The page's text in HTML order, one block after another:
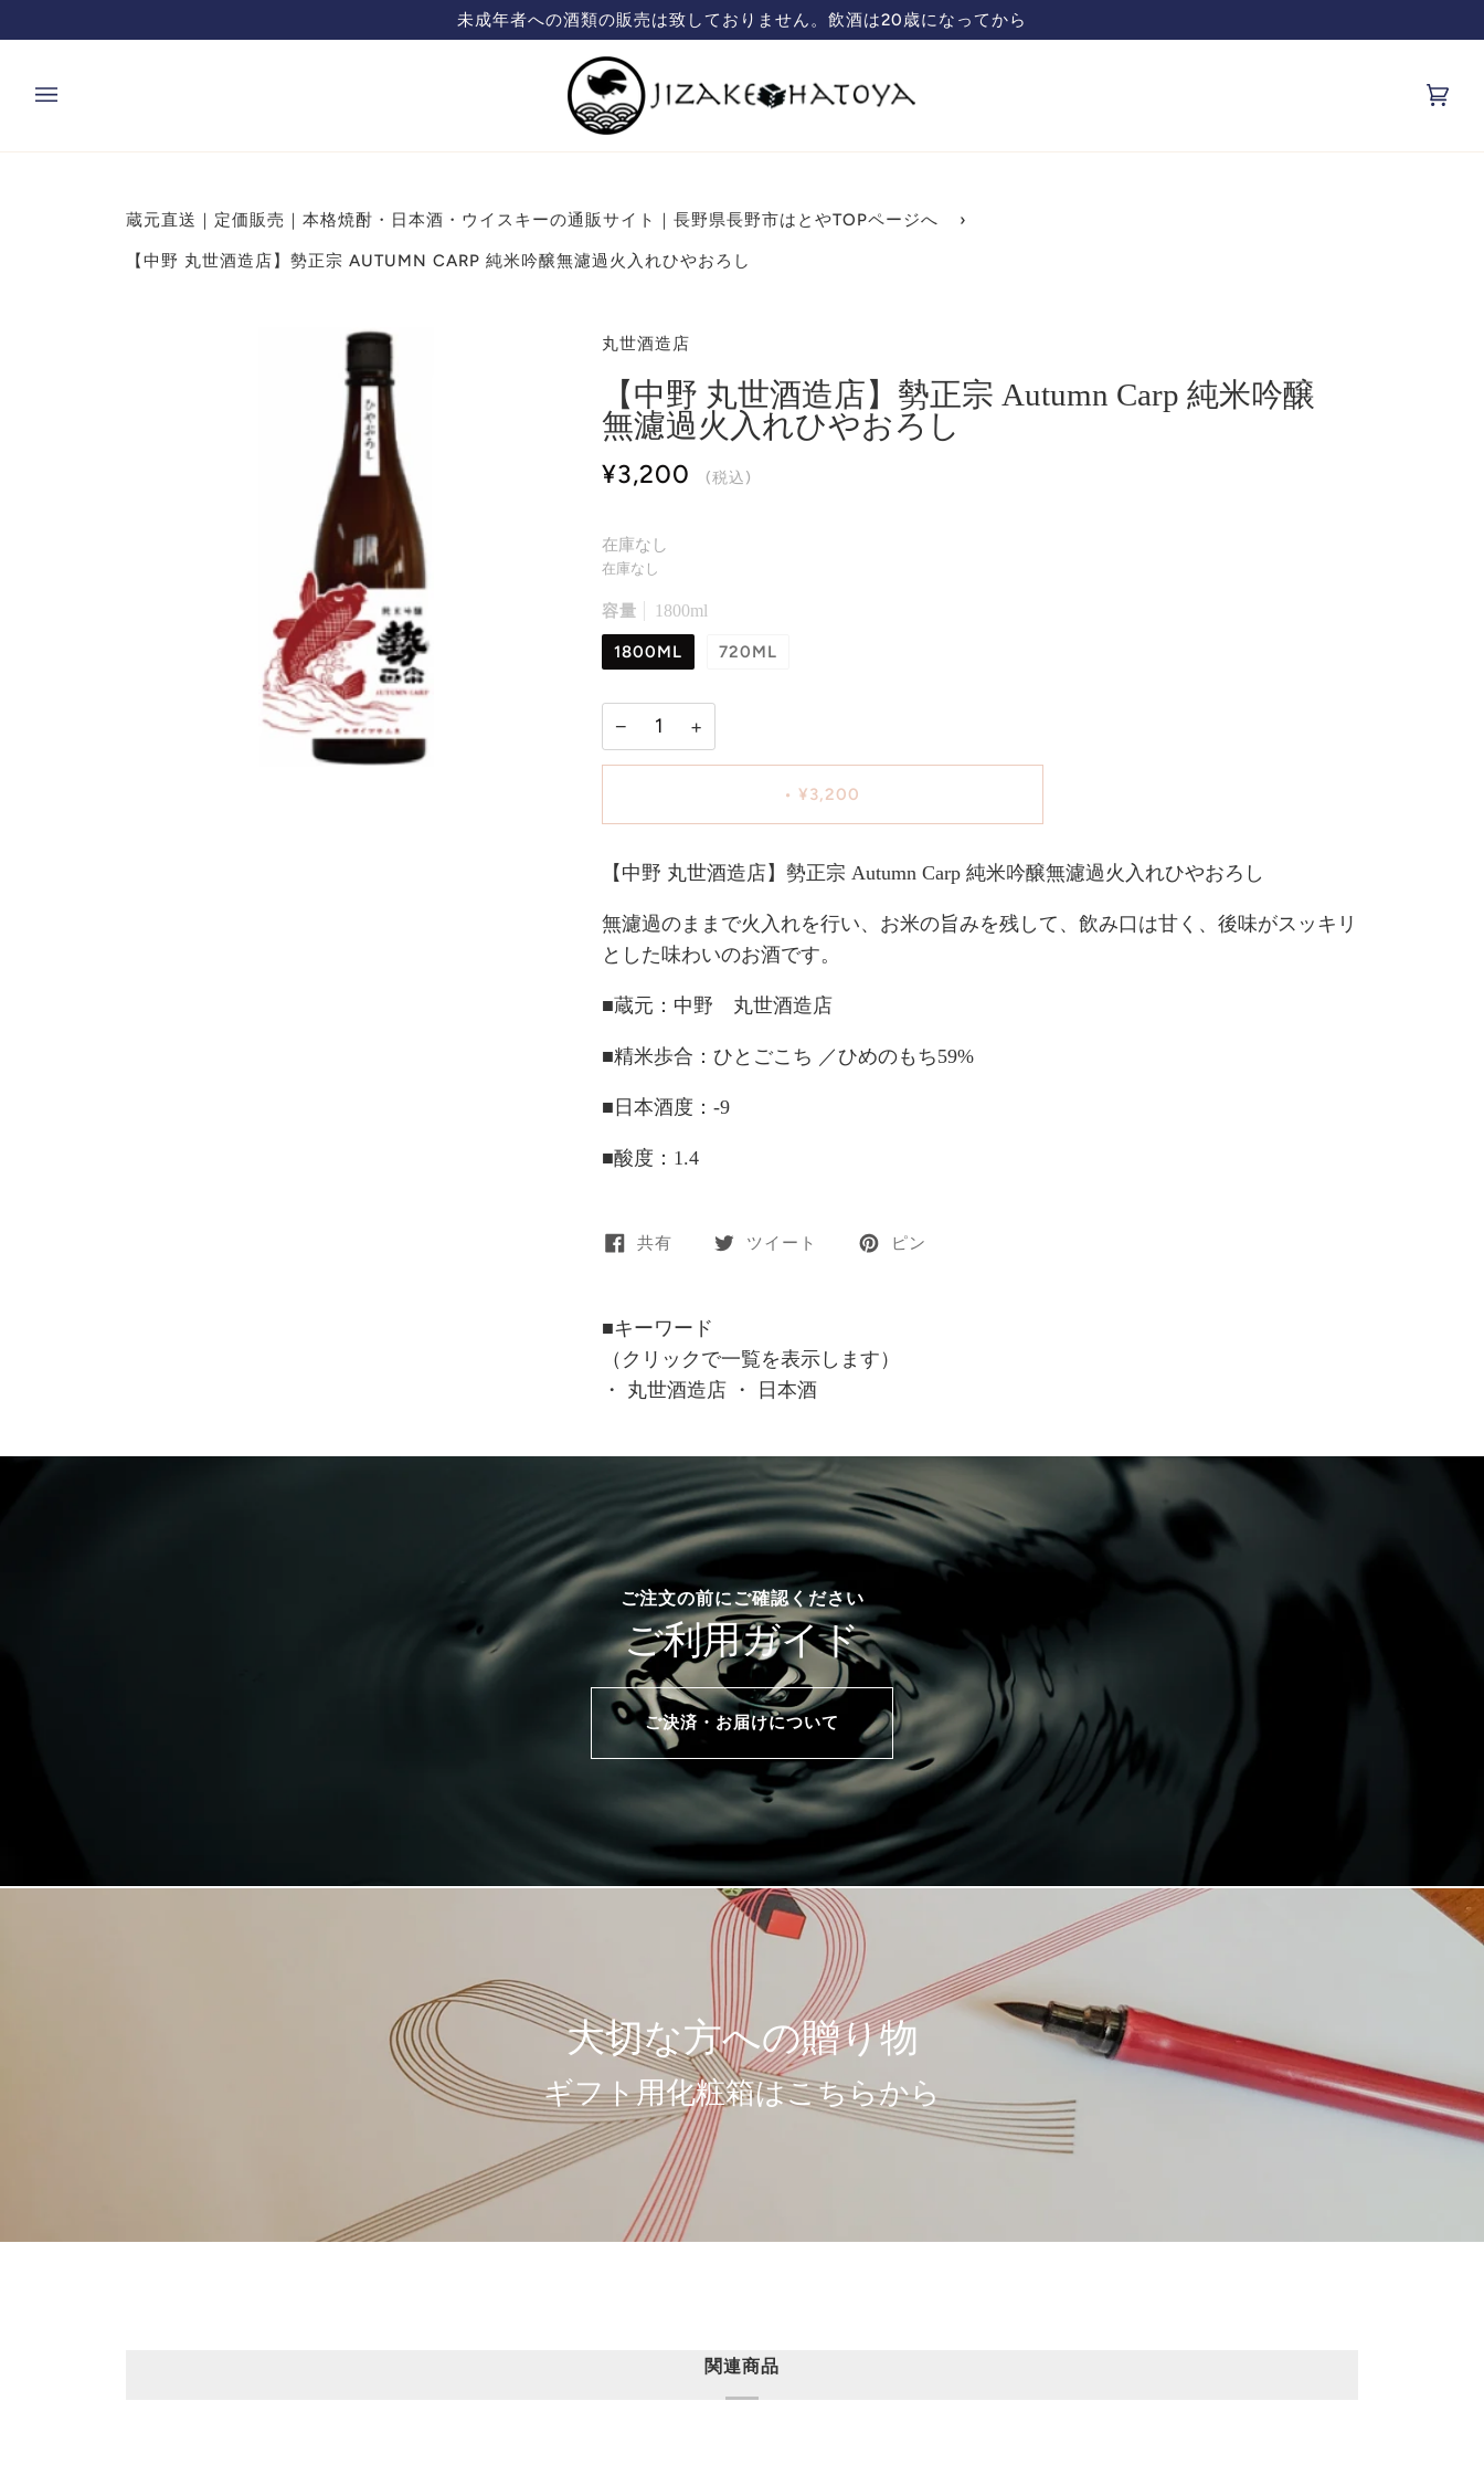
ン
蔵元直送の日本酒、焼酎販売「ハトヤ」のオンラインショップです
カ
蔵元直送｜定価販売｜本格焼酎・日本酒・ウイスキーの通販サイト｜長野県長野市はとやTOPページへ ›
【中野 丸世酒造店】勢正宗 AUTUMN CARP 純米吟醸無濾過火入れひやおろし
丸世酒造店
【中野 丸世酒造店】勢正宗 Autumn Carp 純米吟醸
無濾過火入れひやおろし
¥3,200 (税込)
在庫なし
在庫なし
容量 1800ml
1800ML 720ML
− +
• ¥3,200
【中野 丸世酒造店】勢正宗 Autumn Carp 純米吟醸無濾過火入れひやおろし
無濾過のままで火入れを行い、お米の旨みを残して、飲み口は甘く、後味がスッキリ
とした味わいのお酒です。
■蔵元：中野 丸世酒造店
■精米歩合：ひとごこち ／ひめのもち59%
■日本酒度：-9
■酸度：1.4
共有 ツイート ピン
■キーワード
（クリックで一覧を表示します）
・
丸世酒造店・ 日本酒
ご注文の前にご確認ください
ご利用ガイド
ご決済・お届けについて
大切な方への贈り物
ギフト用化粧箱はこちらから
関連商品